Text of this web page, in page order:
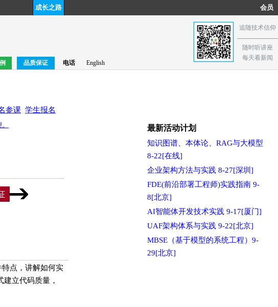
成长之路 会员
品质保证 电话 English
追随技术信仰
随时听讲座
每天看新闻
参课 学生报名
。
点，讲解如何实
立代码质量，
最新活动计划
知识图谱、本体论、RAG与大模型
8-22[在线]
企业架构方法与实践 8-27[深圳]
FDE(前沿部署工程师)实践指南 9-
8[北京]
AI智能体开发技术实践 9-17[厦门]
UAF架构体系与实践 9-22[北京]
MBSE（基于模型的系统工程）9-
29[北京]